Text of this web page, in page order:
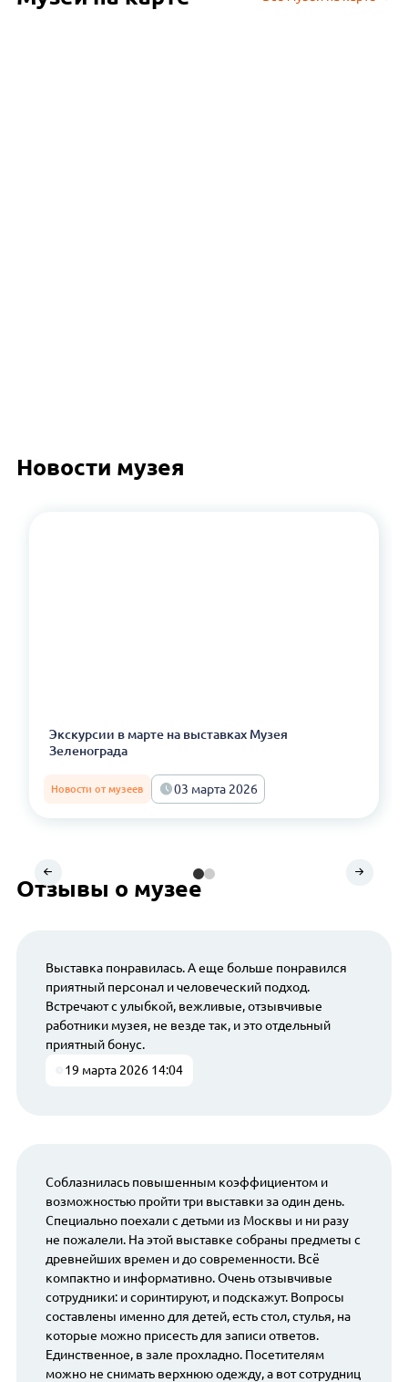
Новости музея
Экскурсии в марте на выставках Музея
Зеленограда
Новости от музеев 03 марта 2026
Отзывы о музее
Выставка понравилась. А еще больше понравился
приятный персонал и человеческий подход.
Встречают с улыбкой, вежливые, отзывчивые
работники музея, не везде так, и это отдельный
приятный бонус.
19 марта 2026 14:04
Соблазнилась повышенным коэффициентом и
возможностью пройти три выставки за один день.
Специально поехали с детьми из Москвы и ни разу
не пожалели. На этой выставке собраны предметы с
древнейших времен и до современности. Всё
компактно и информативно. Очень отзывчивые
сотрудники: и соринтируют, и подскажут. Вопросы
составлены именно для детей, есть стол, стулья, на
которые можно присесть для записи ответов.
Единственное, в зале прохладно. Посетителям
можно не снимать верхнюю одежду, а вот сотрудниц